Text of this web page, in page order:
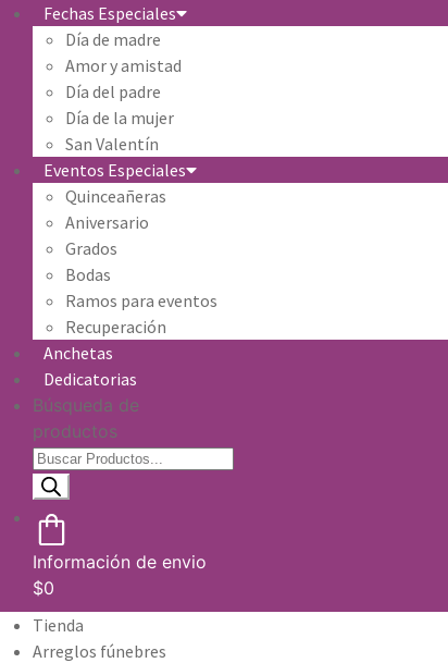
Fechas Especiales
Día de madre
Amor y amistad
Día del padre
Día de la mujer
San Valentín
Eventos Especiales
Quinceañeras
Aniversario
Grados
Bodas
Ramos para eventos
Recuperación
Anchetas
Dedicatorias
Búsqueda de
productos
Información de envio
$0
Tienda
Arreglos fúnebres